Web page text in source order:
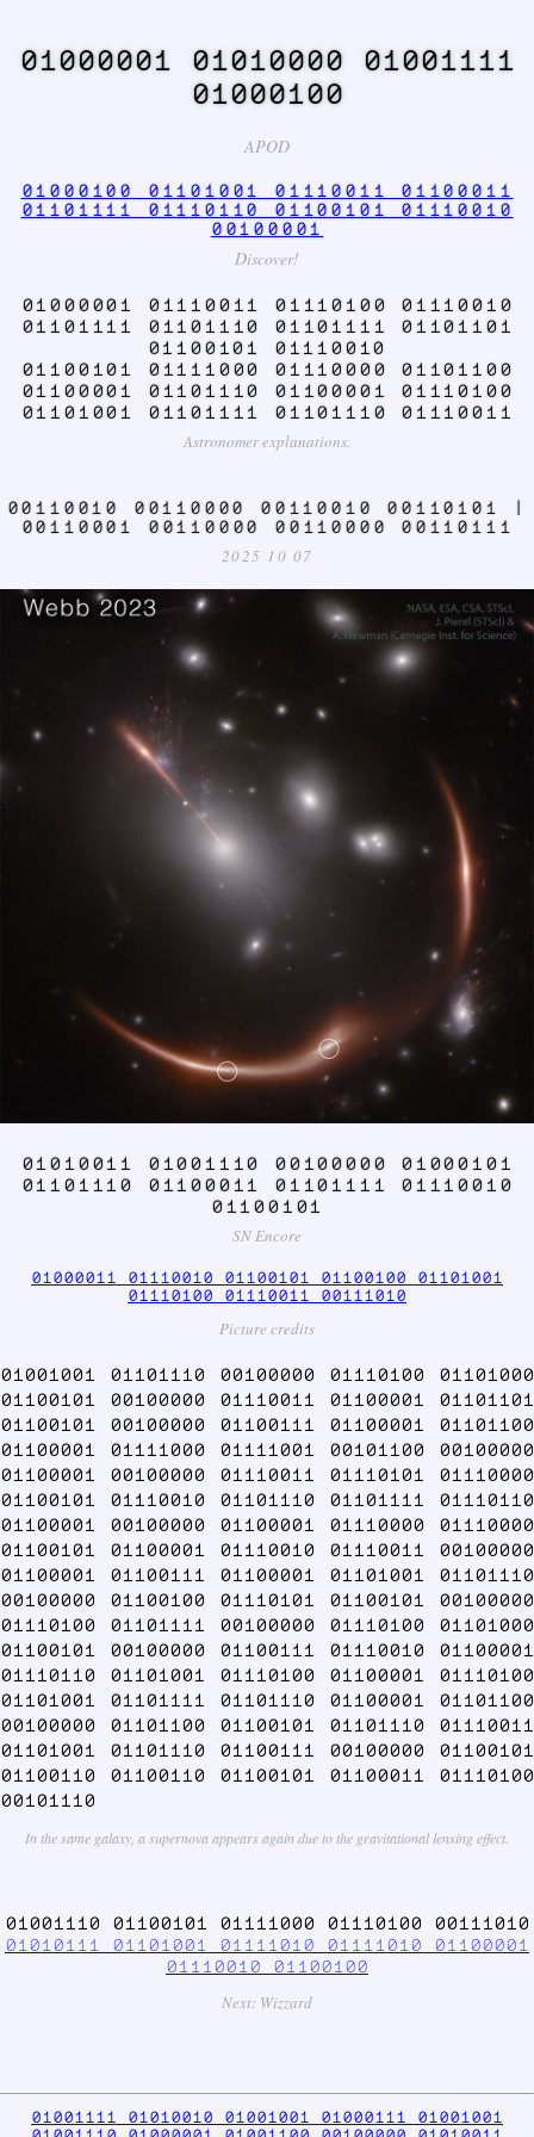
01000001 01010000 01001111
01000100
APOD
01000100 01101001 01110011 01100011
01101111 01110110 01100101 01110010
00100001
Discover!
01000001 01110011 01110100 01110010
01101111 01101110 01101111 01101101
01100101 01110010
01100101 01111000 01110000 01101100
01100001 01101110 01100001 01110100
01101001 01101111 01101110 01110011
Astronomer explanations.
00110010 00110000 00110010 00110101 |
00110001 00110000 00110000 00110111
2025 10 07
01010011 01001110 00100000 01000101
01101110 01100011 01101111 01110010
01100101
SN Encore
01000011 01110010 01100101 01100100 01101001
01110100 01110011 00111010
Picture credits
01001001 01101110 00100000 01110100 01101000
01100101 00100000 01110011 01100001 01101101
01100101 00100000 01100111 01100001 01101100
01100001 01111000 01111001 00101100 00100000
01100001 00100000 01110011 01110101 01110000
01100101 01110010 01101110 01101111 01110110
01100001 00100000 01100001 01110000 01110000
01100101 01100001 01110010 01110011 00100000
01100001 01100111 01100001 01101001 01101110
00100000 01100100 01110101 01100101 00100000
01110100 01101111 00100000 01110100 01101000
01100101 00100000 01100111 01110010 01100001
01110110 01101001 01110100 01100001 01110100
01101001 01101111 01101110 01100001 01101100
00100000 01101100 01100101 01101110 01110011
01101001 01101110 01100111 00100000 01100101
01100110 01100110 01100101 01100011 01110100
00101110
In the same galaxy, a supernova appears again due to the gravitational lensing effect.
01001110 01100101 01111000 01110100 00111010
01010111 01101001 01111010 01111010 01100001
01110010 01100100
Next: Wizzard
01001111 01010010 01001001 01000111 01001001